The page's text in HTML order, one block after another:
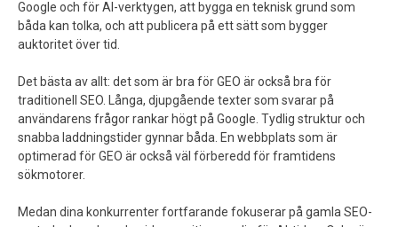
Google och för AI-verktygen, att bygga en teknisk grund som
båda kan tolka, och att publicera på ett sätt som bygger
auktoritet över tid.
Det bästa av allt: det som är bra för GEO är också bra för
traditionell SEO. Långa, djupgående texter som svarar på
användarens frågor rankar högt på Google. Tydlig struktur och
snabba laddningstider gynnar båda. En webbplats som är
optimerad för GEO är också väl förberedd för framtidens
sökmotorer.
Medan dina konkurrenter fortfarande fokuserar på gamla SEO-